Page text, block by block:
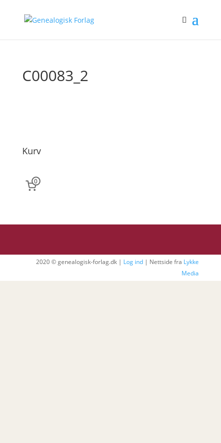
C00083_2
Kurv
0
2020 © genealogisk-forlag.dk | Log ind | Nettside fra Lykke
Media